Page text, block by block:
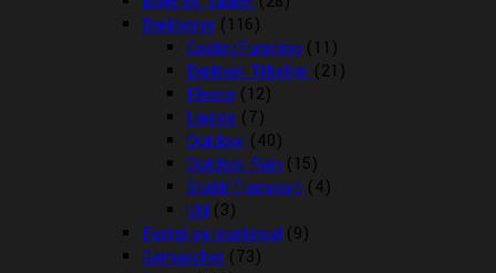
Dækkener (116)
Cooler/Funktion (11)
Dækken Tilbehør (21)
Fleece (12)
Lænde (7)
Outdoor (40)
Outdoor Rain (15)
Stald/Transport (4)
Uld (3)
Fortøj og martingal (9)
Gamascher (73)